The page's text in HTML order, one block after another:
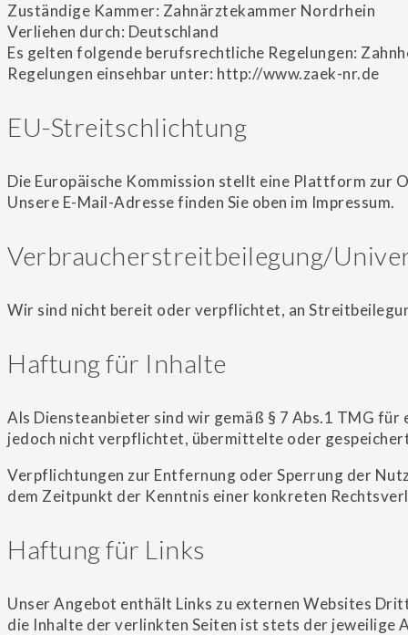
Zuständige Kammer: Zahnärztekammer Nordrhein
Verliehen durch: Deutschland
Es gelten folgende berufsrechtliche Regelungen:
Regelungen einsehbar unter: http://www.zaek-nr.de
EU-Streitschlichtung
Die Europäische Kommission stellt eine Plattform zur
Unsere E-Mail-Adresse finden Sie oben im Impressum.
Verbraucherstreitbeilegung/
Wir sind nicht bereit oder verpflichtet, an
Haftung für Inhalte
Als Diensteanbieter sind wir gemäß § 7 Abs.1 TMG
jedoch nicht verpflichtet, übermittelte oder
Verpflichtungen zur Entfernung oder Sperrung der
dem Zeitpunkt der Kenntnis einer konkreten
Haftung für Links
Unser Angebot enthält Links zu externen Websites
die Inhalte der verlinkten Seiten ist stets der jeweilige